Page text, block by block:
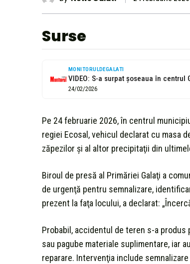
Surse
MONITORULDEGALATI
24/02/2026
Pe 24 februarie 2026, în centrul
regiei Ecosal, vehicul declarat cu masa
zăpezilor şi al altor precipitaţii din
Biroul de presă al Primăriei Galaţi a
de urgenţă pentru semnalizare,
prezent la faţa locului, a declarat:
Probabil, accidentul de teren s-a
sau pagube materiale suplimentare, iar
reparare. Intervenţia include